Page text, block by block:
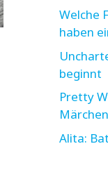
Welche
haben
beginnt
Pretty
Alita: